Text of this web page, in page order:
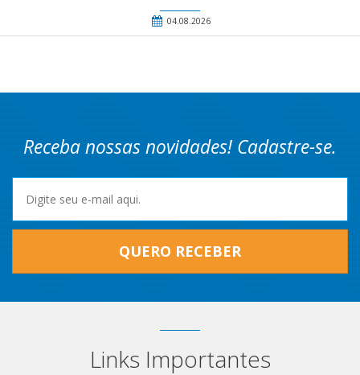
04.08.2026
Receba nossas novidades! Cadastre-se.
QUERO RECEBER
Links Importantes